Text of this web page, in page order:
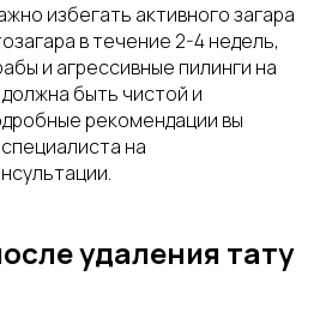
избегать активного загара
в течение 2-4 недель,
и агрессивные пилинги на
быть чистой и
рекомендации вы
на
удаления тату